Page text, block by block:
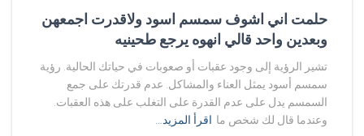
حلمت اني اشوف سمسم اسود ولاقدرت اجمعهن
وبعدين واحد قالي انهوه يرجع طحينيه
تشير الرؤية إلى وجود عقبات أو صعوبات في حياتك الحالية. رؤية
سمسم أسود يمثل العناء والمشاكل. عدم قدرتك على جمع
السمسم يدل على عدم القدرة على التغلب على هذه العقبات.
وعندما قال لك شخص ما اقرأ المزيد…